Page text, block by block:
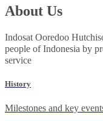
About Us
Indosat Ooredoo
people of Indonesia by
service
History
Milestones and key